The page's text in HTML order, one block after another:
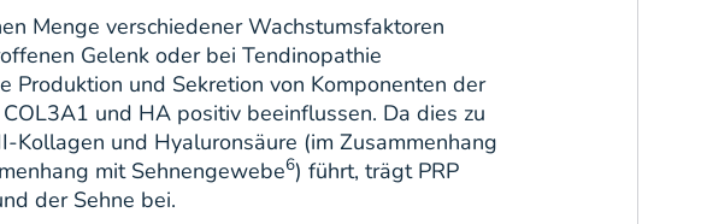
Menge verschiedener Wachstumsfaktoren
Gelenk oder bei Tendinopathie
Produktion und Sekretion von Komponenten der
und HA positiv beeinflussen. Da dies zu
Kollagen und Hyaluronsäure (im Zusammenhang
mit Sehnengewebe6) führt, trägt PRP
der Sehne bei.